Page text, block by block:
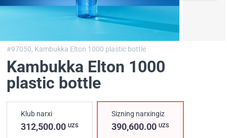
#97050, Kambukka Elton 1000 plastic bottle
Kambukka Elton 1000
plastic bottle
Klub narxi
312,500.00 UZS
Sizning narxingiz
390,600.00UZS